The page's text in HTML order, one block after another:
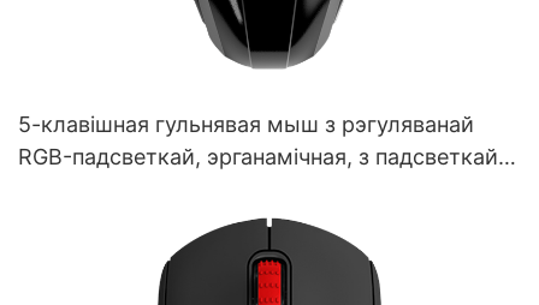
5-клавішная гульнявая мыш з рэгуляванай
RGB-падсветкай, эрганамічная, з падсветкай і